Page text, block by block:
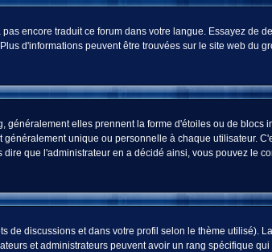
encore traduit ce forum dans votre langue. Essayez de
d'informations peuvent être trouvées sur le site web du
généralement elles prennent la forme d'étoiles ou de blocs
unique ou personnelle à chaque utilisateur.
que l'administrateur en a décidé ainsi, vous pouvez le
de discussions et dans votre profil selon le thème utilisé).
et administrateurs peuvent avoir un rang spécifique